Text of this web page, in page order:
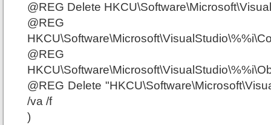
@REG Delete
@REG
@REG
@REG Delete
/va /f
)